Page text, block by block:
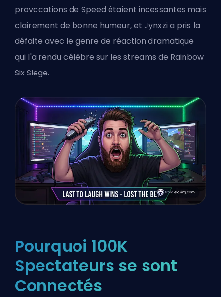
provocations de Speed étaient incessantes mais
clairement de bonne humeur, et Jynxzi a pris la
défaite avec le genre de réaction dramatique
qui l'a rendu célèbre sur les streams de Rainbow
Six Siege.
Pourquoi 100K
Spectateurs se sont
Connectés